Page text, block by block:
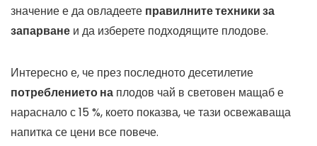
значение е да овладеете правилните техники за
запарване и да изберете подходящите плодове.
Интересно е, че през последното десетилетие
потреблението на плодов чай в световен мащаб е
нараснало с 15 %, което показва, че тази освежаваща
напитка се цени все повече.